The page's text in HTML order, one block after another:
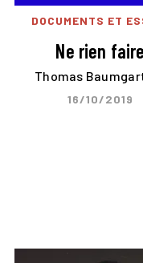
DOCUMENTS ET
Ne rien faire
Thomas
16/10/2019